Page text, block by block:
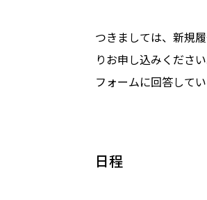
つきましては、新規
りお申し込みください
フォームに回答して
日程